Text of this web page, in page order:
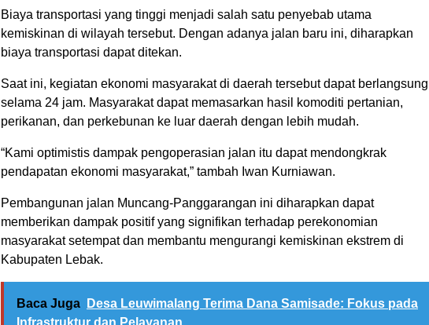
Biaya transportasi yang tinggi menjadi salah satu penyebab utama
kemiskinan di wilayah tersebut. Dengan adanya jalan baru ini, diharapkan
biaya transportasi dapat ditekan.
Saat ini, kegiatan ekonomi masyarakat di daerah tersebut dapat berlangsung
selama 24 jam. Masyarakat dapat memasarkan hasil komoditi pertanian,
perikanan, dan perkebunan ke luar daerah dengan lebih mudah.
“Kami optimistis dampak pengoperasian jalan itu dapat mendongkrak
pendapatan ekonomi masyarakat,” tambah Iwan Kurniawan.
Pembangunan jalan Muncang-Panggarangan ini diharapkan dapat
memberikan dampak positif yang signifikan terhadap perekonomian
masyarakat setempat dan membantu mengurangi kemiskinan ekstrem di
Kabupaten Lebak.
Baca Juga
Desa Leuwimalang Terima Dana Samisade: Fokus pada